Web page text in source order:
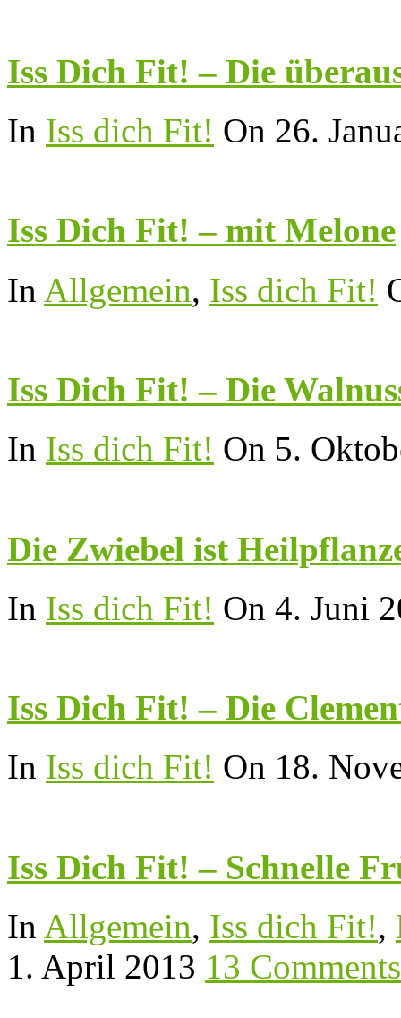
Iss Dich Fit! – Die
In Iss dich Fit! On 26.
Iss Dich Fit! – mit Melone
In Allgemein, Iss dich Fit!
Iss Dich Fit! – Die
In Iss dich Fit! On 5.
Die Zwiebel ist
In Iss dich Fit! On 4. Juni
Iss Dich Fit! – Die
In Iss dich Fit! On 18.
Iss Dich Fit! – Schnelle
In Allgemein, Iss dich Fit!,
1. April 2013 13 Comments